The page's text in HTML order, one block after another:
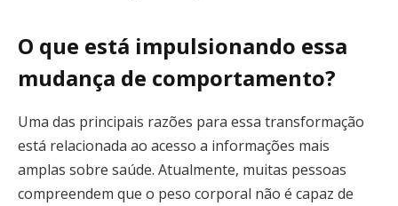
O que está impulsionando essa
mudança de comportamento?
Uma das principais razões para essa transformação
está relacionada ao acesso a informações mais
amplas sobre saúde. Atualmente, muitas pessoas
compreendem que o peso corporal não é capaz de